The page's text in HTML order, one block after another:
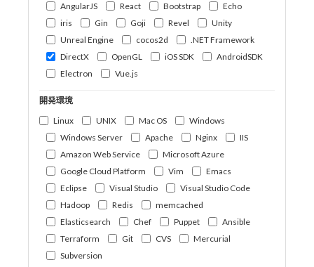
AngularJS
React Bootstrap
Echo
iris
Gin Goji Revel
Unity
Unreal Engine
cocos2d
.NET Framework
DirectX
OpenGL iOS SDK
AndroidSDK
Electron
Vue.js
開発環境
Linux
UNIX Mac OS
Windows
Windows Server
Apache Nginx
IIS
Amazon Web Service
Microsoft Azure
Google Cloud Platform
Vim
Emacs
Eclipse
Visual Studio
Visual Studio Code
Hadoop
Redis
memcached
Elasticsearch
Chef Puppet
Ansible
Terraform
Git CVS
Mercurial
Subversion